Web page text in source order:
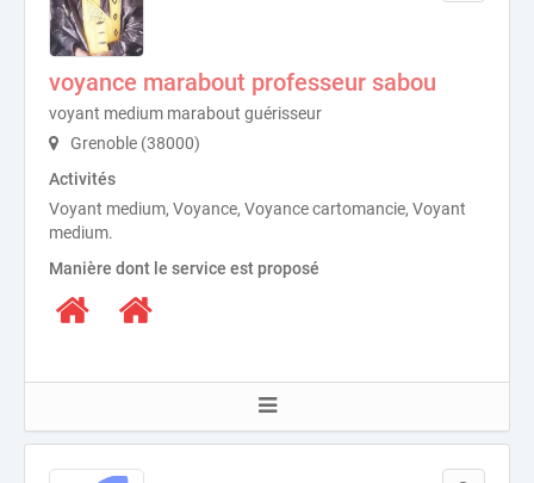
voyance marabout professeur sabou
voyant medium marabout guérisseur
Grenoble (38000)
Activités
Voyant medium, Voyance, Voyance cartomancie, Voyant
medium.
Manière dont le service est proposé